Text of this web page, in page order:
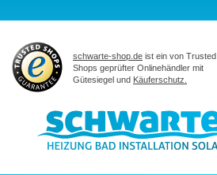
schwarte-shop.de ist ein von Trusted
Shops geprüfter Onlinehändler mit
Gütesiegel und Käuferschutz.